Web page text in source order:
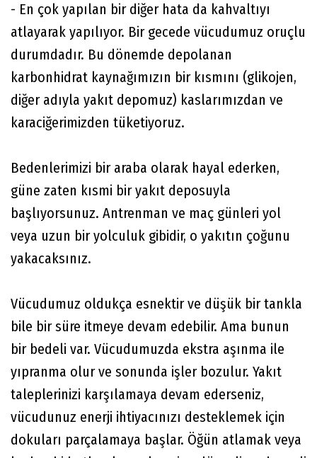
- En çok yapılan bir diğer hata da kahvaltıyı
atlayarak yapılıyor. Bir gecede vücudumuz oruçlu
durumdadır. Bu dönemde depolanan
karbonhidrat kaynağımızın bir kısmını (glikojen,
diğer adıyla yakıt depomuz) kaslarımızdan ve
karaciğerimizden tüketiyoruz.
Bedenlerimizi bir araba olarak hayal ederken,
güne zaten kısmi bir yakıt deposuyla
başlıyorsunuz. Antrenman ve maç günleri yol
veya uzun bir yolculuk gibidir, o yakıtın çoğunu
yakacaksınız.
Vücudumuz oldukça esnektir ve düşük bir tankla
bile bir süre itmeye devam edebilir. Ama bunun
bir bedeli var. Vücudumuzda ekstra aşınma ile
yıpranma olur ve sonunda işler bozulur. Yakıt
taleplerinizi karşılamaya devam ederseniz,
vücudunuz enerji ihtiyacınızı desteklemek için
dokuları parçalamaya başlar. Öğün atlamak veya